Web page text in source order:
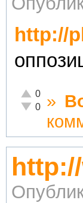
http://
Отлично!
0
Неадекватно!
0 »